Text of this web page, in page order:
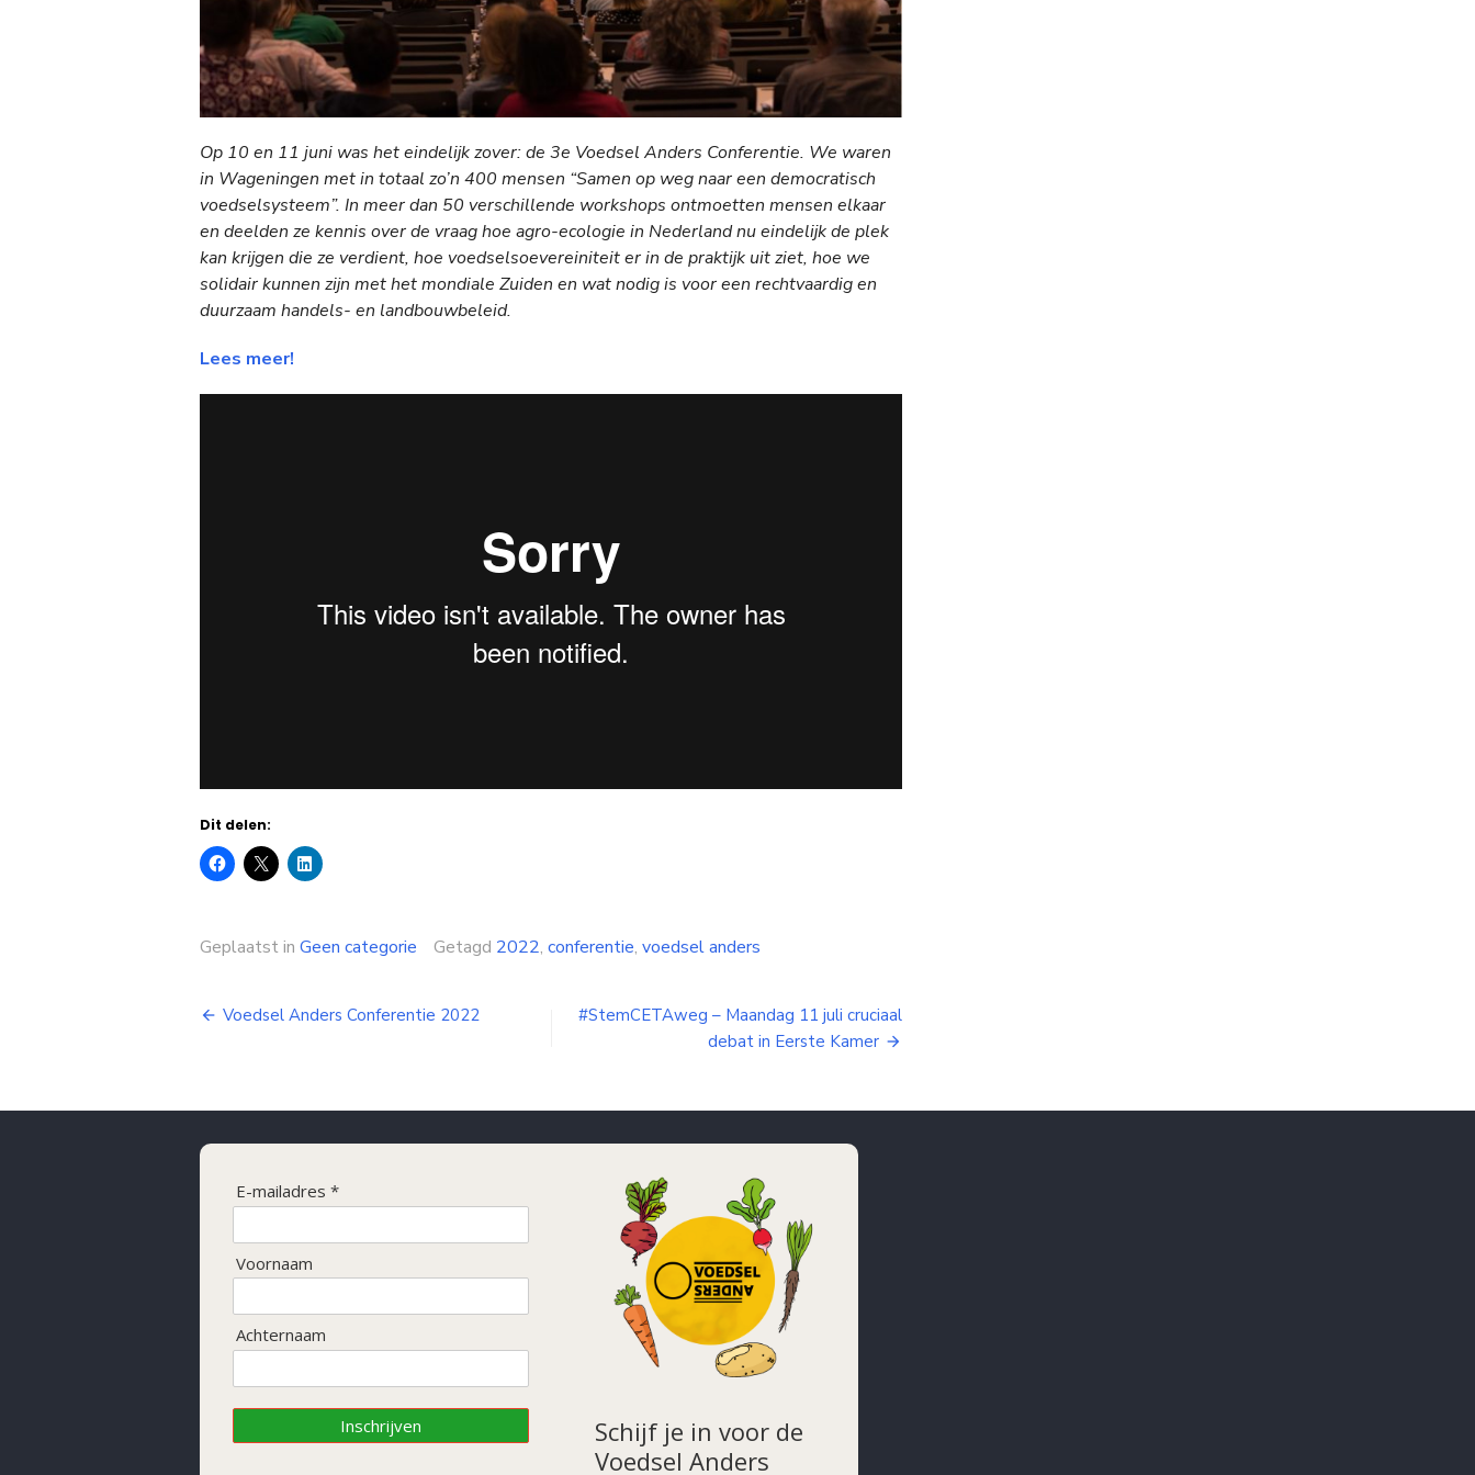
Op 10 en 11 juni was het eindelijk zover: de 3e Voedsel Anders Conferentie. We waren
in Wageningen met in totaal zo’n 400 mensen “Samen op weg naar een democratisch
voedselsysteem”. In meer dan 50 verschillende workshops ontmoetten mensen elkaar
en deelden ze kennis over de vraag hoe agro-ecologie in Nederland nu eindelijk de plek
kan krijgen die ze verdient, hoe voedselsoevereiniteit er in de praktijk uit ziet, hoe we
solidair kunnen zijn met het mondiale Zuiden en wat nodig is voor een rechtvaardig en
duurzaam handels- en landbouwbeleid.
Lees meer!
Dit delen:
Geplaatst in Geen categorie Getagd 2022, conferentie, voedsel anders
Bericht
Voedsel Anders Conferentie 2022
#StemCETAweg – Maandag 11 juli cruciaal
debat in Eerste Kamer
E-mailadres *
Voornaam
Achternaam
Inschrijven
Schijf je in voor de
Voedsel Anders